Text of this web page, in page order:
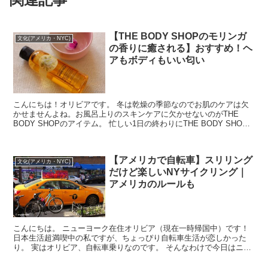
文化(アメリカ・NYC)
【THE BODY SHOPのモリンガ
の香りに癒される】おすすめ！ヘ
アもボディもいい匂い
こんにちは！オリビアです。 冬は乾燥の季節なのでお肌のケアは欠
かせませんよね。お風呂上りのスキンケアに欠かせないのがTHE
BODY SHOPのアイテム。 忙しい1日の終わりにTHE BODY SHOP
文化(アメリカ・NYC)
【アメリカで自転車】スリリング
だけど楽しいNYサイクリング｜
アメリカのルールも
こんにちは。 ニューヨーク在住オリビア（現在一時帰国中）です！
日本生活超満喫中の私ですが、ちょっぴり自転車生活が恋しかった
り。 実はオリビア、自転車乗りなのです。 そんなわけで今日はニュ